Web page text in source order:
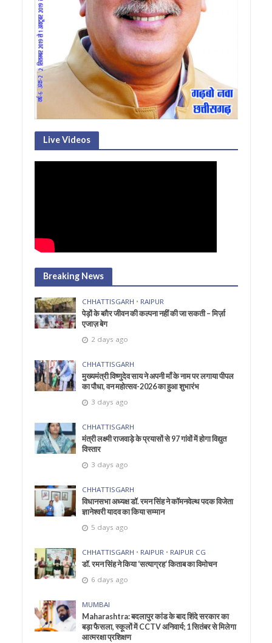
Live Videos
Breaking News
CHHATTISGARH • RAIPUR
पेड़ों के बग़ैर जीवन की कल्पना नहीं की जा सकती – मिर्ज़ा
एजाज़ बेग
2 days ago
CHHATTISGARH
मुख्यमंत्री विष्णुदेव साय ने अपनी माँ के नाम पर लगाया पीपल
का पौधा, वन महोत्सव-2026 का हुआ शुभारंभ
3 days ago
CHHATTISGARH
मंत्री लक्ष्मी राजवाड़े के प्रयासों से 97 गांवों में होगा विद्युत
विस्तार
3 days ago
CHHATTISGARH
विधानसभा अध्यक्ष डॉ. रमन सिंह ने कॉमनवेल्थ पदक विजेता
ज्ञानेश्वरी यादव का किया सम्मान
5 days ago
CHHATTISGARH • RAIPUR • RAIPUR CG
डॉ. रमन सिंह ने किया ‘सत्याग्रह‘ किताब का विमोचन
6 days ago
MUMBAI
Maharashtra: बदलापुर कांड के बाद शिंदे सरकार का
बड़ा फैसला, स्कूलों में CCTV अनिवार्य; 1 सितंबर से मिलेगा
आत्मरक्षा प्रशिक्षण